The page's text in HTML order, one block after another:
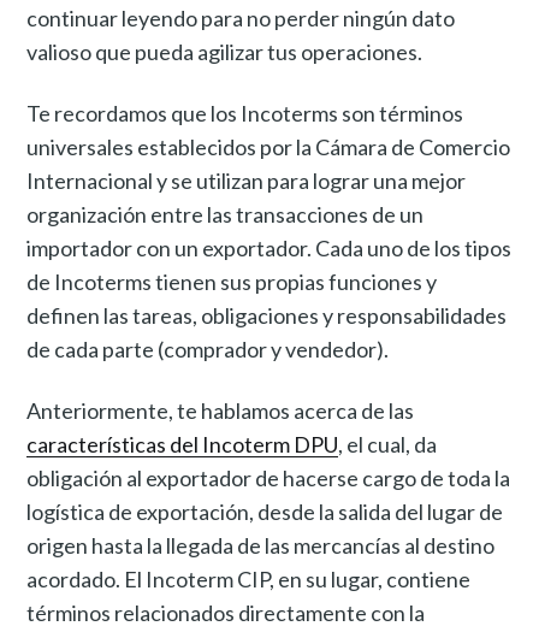
continuar leyendo para no perder ningún dato
valioso que pueda agilizar tus operaciones.
Te recordamos que los Incoterms son términos
universales establecidos por la Cámara de Comercio
Internacional y se utilizan para lograr una mejor
organización entre las transacciones de un
importador con un exportador. Cada uno de los tipos
de Incoterms tienen sus propias funciones y
definen las tareas, obligaciones y responsabilidades
de cada parte (comprador y vendedor).
Anteriormente, te hablamos acerca de las
características del Incoterm DPU, el cual, da
obligación al exportador de hacerse cargo de toda la
logística de exportación, desde la salida del lugar de
origen hasta la llegada de las mercancías al destino
acordado. El Incoterm CIP, en su lugar, contiene
términos relacionados directamente con la